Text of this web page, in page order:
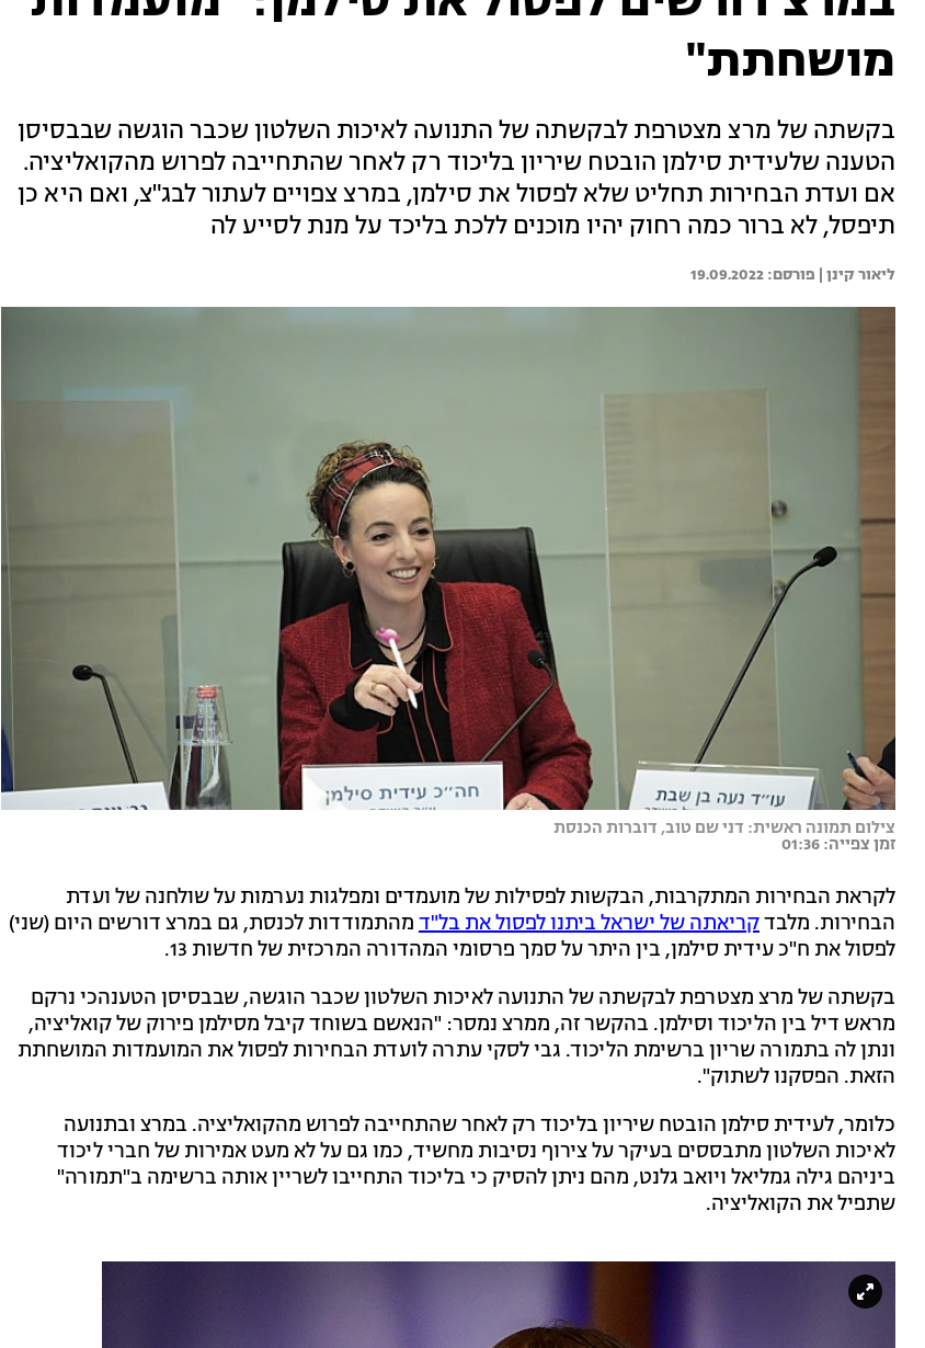
מושחתת"
בקשתה של מרצ מצטרפת לבקשתה של התנועה לאיכות השלטון שכבר הוגשה שבבסיסן
הטענה שלעידית סילמן הובטח שיריון בליכוד רק לאחר שהתחייבה לפרוש מהקואליציה.
אם ועדת הבחירות תחליט שלא לפסול את סילמן, במרצ צפויים לעתור לבג"צ, ואם היא כן
תיפסל, לא ברור כמה רחוק יהיו מוכנים ללכת בליכד על מנת לסייע לה
ליאור קינן | 19.09.2022
צילום תמונה ראשית: דני שם טוב, דוברות הכנסת
זמן צפייה: 01:36
לקראת הבחירות המתקרבות, הבקשות לפסילות של מועמדים ומפלגות נערמות על שולחנה של ועדת
הבחירות. מלבדקריאתה של ישראל ביתנו לפסול את בל"ד מהתמודדות לכנסת, גם במרצ דורשים היום (שני)
לפסול את ח"כ עידית סילמן, בין היתר על סמך פרסומי המהדורה המרכזית של חדשות 13.
בקשתה של מרצ מצטרפת לבקשתה של התנועה לאיכות השלטון שכבר הוגשה, שבבסיסן הטענהכי נרקם
מראש דיל בין הליכוד וסילמן. בהקשר זה, ממרצ נמסר: "הנאשם בשוחד קיבל מסילמן פירוק של קואליציה,
ונתן לה בתמורה שריון ברשימת הליכוד. גבי לסקיעתרה לועדת הבחירות לפסול את המועמדות המושחתת
הזאת. הפסקנו לשתוק".
כלומר, לעידית סילמן הובטח שיריון בליכוד רק לאחר שהתחייבה לפרוש מהקואליציה. במרצ ובתנועה
לאיכות השלטון מתבססים בעיקר על צירוף נסיבות מחשיד, כמו גם על לא מעט אמירות של חברי ליכוד
ביניהם גילה גמליאל ויואב גלנט, מהם ניתן להסיק כי בליכוד התחייבו לשריין אותה ברשימה ב"תמורה"
שתפיל את הקואליציה.